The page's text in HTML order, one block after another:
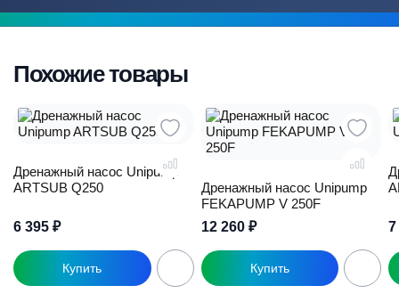
Похожие товары
Дренажный насос Unipump
ARTSUB Q250
6 395 ₽
Дренажный насос Unipump
FEKAPUMP V 250F
12 260 ₽